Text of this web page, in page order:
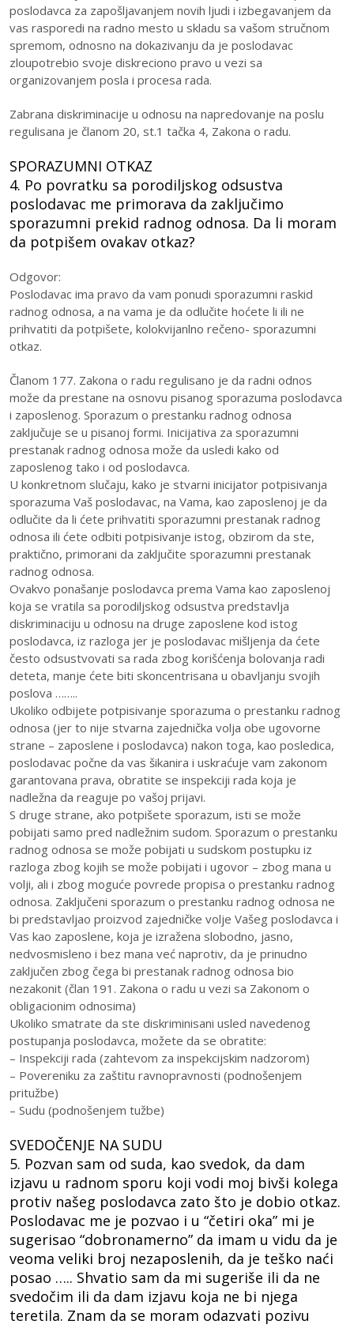
poslodavca za zapošljavanjem novih ljudi i izbegavanjem da
vas rasporedi na radno mesto u skladu sa vašom stručnom
spremom, odnosno na dokazivanju da je poslodavac
zloupotrebio svoje diskreciono pravo u vezi sa
organizovanjem posla i procesa rada.
Zabrana diskriminacije u odnosu na napredovanje na poslu
regulisana je članom 20, st.1 tačka 4, Zakona o radu.
SPORAZUMNI OTKAZ
4. Po povratku sa porodiljskog odsustva
poslodavac me primorava da zaključimo
sporazumni prekid radnog odnosa. Da li moram
da potpišem ovakav otkaz?
Odgovor:
Poslodavac ima pravo da vam ponudi sporazumni raskid
radnog odnosa, a na vama je da odlučite hoćete li ili ne
prihvatiti da potpišete, kolokvijanlno rečeno- sporazumni
otkaz.
Članom 177. Zakona o radu regulisano je da radni odnos
može da prestane na osnovu pisanog sporazuma poslodavca
i zaposlenog. Sporazum o prestanku radnog odnosa
zaključuje se u pisanoj formi. Inicijativa za sporazumni
prestanak radnog odnosa može da usledi kako od
zaposlenog tako i od poslodavca.
U konkretnom slučaju, kako je stvarni inicijator potpisivanja
sporazuma Vaš poslodavac, na Vama, kao zaposlenoj je da
odlučite da li ćete prihvatiti sporazumni prestanak radnog
odnosa ili ćete odbiti potpisivanje istog, obzirom da ste,
praktično, primorani da zaključite sporazumni prestanak
radnog odnosa.
Ovakvo ponašanje poslodavca prema Vama kao zaposlenoj
koja se vratila sa porodiljskog odsustva predstavlja
diskriminaciju u odnosu na druge zaposlene kod istog
poslodavca, iz razloga jer je poslodavac mišljenja da ćete
često odsustvovati sa rada zbog korišćenja bolovanja radi
deteta, manje ćete biti skoncentrisana u obavljanju svojih
poslova ……..
Ukoliko odbijete potpisivanje sporazuma o prestanku radnog
odnosa (jer to nije stvarna zajednička volja obe ugovorne
strane – zaposlene i poslodavca) nakon toga, kao posledica,
poslodavac počne da vas šikanira i uskraćuje vam zakonom
garantovana prava, obratite se inspekciji rada koja je
nadležna da reaguje po vašoj prijavi.
S druge strane, ako potpišete sporazum, isti se može
pobijati samo pred nadležnim sudom. Sporazum o prestanku
radnog odnosa se može pobijati u sudskom postupku iz
razloga zbog kojih se može pobijati i ugovor – zbog mana u
volji, ali i zbog moguće povrede propisa o prestanku radnog
odnosa. Zaključeni sporazum o prestanku radnog odnosa ne
bi predstavljao proizvod zajedničke volje Vašeg poslodavca i
Vas kao zaposlene, koja je izražena slobodno, jasno,
nedvosmisleno i bez mana već naprotiv, da je prinudno
zaključen zbog čega bi prestanak radnog odnosa bio
nezakonit (član 191. Zakona o radu u vezi sa Zakonom o
obligacionim odnosima)
Ukoliko smatrate da ste diskriminisani usled navedenog
postupanja poslodavca, možete da se obratite:
– Inspekciji rada (zahtevom za inspekcijskim nadzorom)
– Povereniku za zaštitu ravnopravnosti (podnošenjem
pritužbe)
– Sudu (podnošenjem tužbe)
SVEDOČENJE NA SUDU
5. Pozvan sam od suda, kao svedok, da dam
izjavu u radnom sporu koji vodi moj bivši kolega
protiv našeg poslodavca zato što je dobio otkaz.
Poslodavac me je pozvao i u “četiri oka” mi je
sugerisao “dobronamerno” da imam u vidu da je
veoma veliki broj nezaposlenih, da je teško naći
posao ….. Shvatio sam da mi sugeriše ili da ne
svedočim ili da dam izjavu koja ne bi njega
teretila. Znam da se moram odazvati pozivu